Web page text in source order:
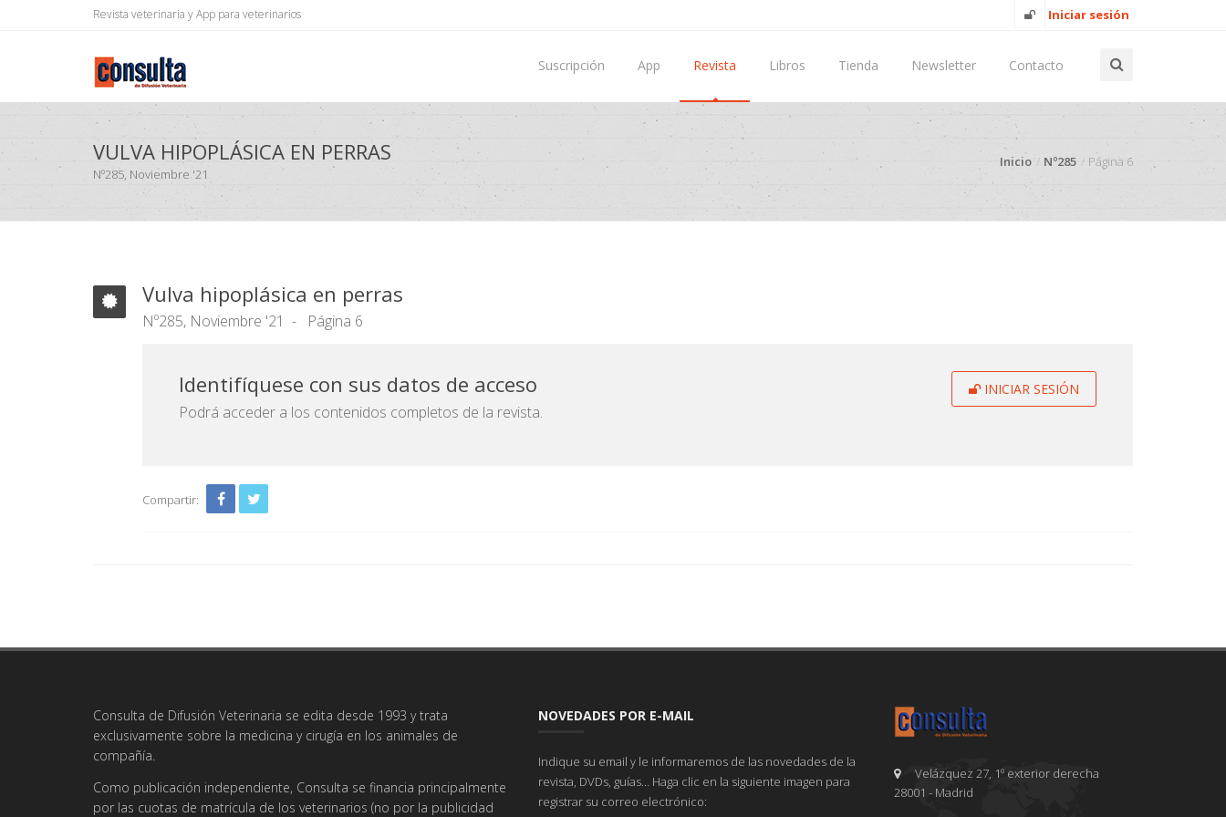
Revista veterinaria y App para veterinarios Iniciar sesión
Suscripción App Revista Libros Tienda Newsletter Contacto
VULVA HIPOPLÁSICA EN PERRAS
Nº285, Noviembre '21
Inicio Nº285 Página 6
Vulva hipoplásica en perras
Nº285, Noviembre '21 Página 6
INICIAR SESIÓN
Identifíquese con sus datos de acceso
Podrá acceder a los contenidos completos de la revista.
Compartir:
Consulta de Difusión Veterinaria se edita desde 1993 y trata
exclusivamente sobre la medicina y cirugía en los animales de
compañía.
Como publicación independiente, Consulta se financia principalmente
por las cuotas de matrícula de los veterinarios (no por la publicidad
NOVEDADES POR E-MAIL
Indique su email y le informaremos de las novedades de la
revista, DVDs, guías... Haga clic en la siguiente imagen para
registrar su correo electrónico:
Velázquez 27, 1º exterior derecha
28001 - Madrid